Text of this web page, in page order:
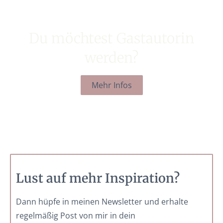
Mehr Infos
Lust auf mehr Inspiration?
Dann hüpfe in meinen Newsletter und erhalte
regelmäßig Post von mir in dein